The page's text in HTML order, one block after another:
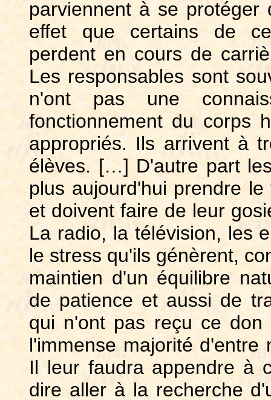
parviennent à se
effet que certains de
perdent en cours de
Les responsables sont
n'ont pas une
fonctionnement du corps
appropriés. Ils arrivent à
élèves. […] D'autre part
plus aujourd'hui prendre
et doivent faire de leur
La radio, la télévision, les
le stress qu'ils génèrent,
maintien d'un équilibre
de patience et aussi de
qui n'ont pas reçu ce
l'immense majorité
Il leur faudra appendre à
dire aller à la recherche